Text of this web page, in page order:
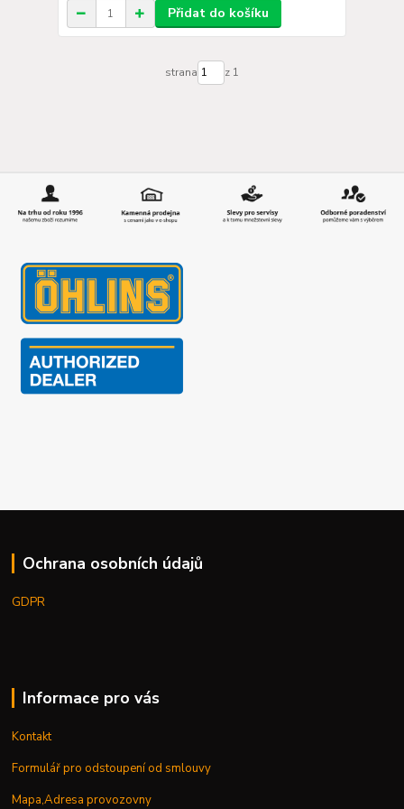
Přidat do košíku
strana z 1
Ochrana osobních údajů
GDPR
Informace pro vás
Kontakt
Formulář pro odstoupení od smlouvy
Mapa,Adresa provozovny